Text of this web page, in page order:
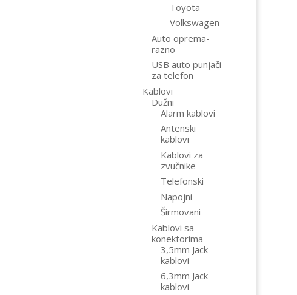
Toyota
Volkswagen
Auto oprema-
razno
USB auto punjači
za telefon
Kablovi
Dužni
Alarm kablovi
Antenski
kablovi
Kablovi za
zvučnike
Telefonski
Napojni
Širmovani
Kablovi sa
konektorima
3,5mm Jack
kablovi
6,3mm Jack
kablovi